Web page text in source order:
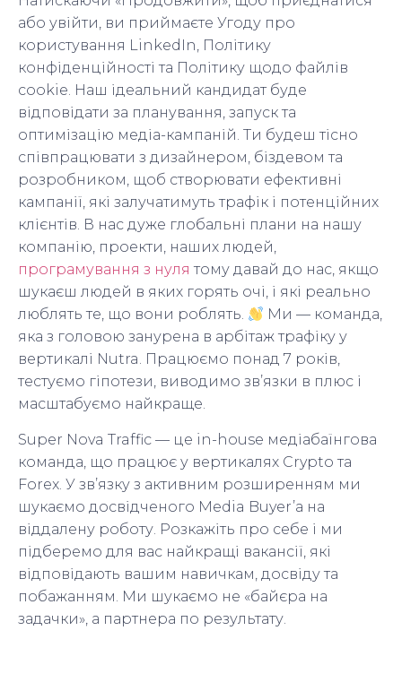
або увійти, ви приймаєте Угоду про
користування LinkedIn, Політику
конфіденційності та Політику щодо файлів
cookie. Наш ідеальний кандидат буде
відповідати за планування, запуск та
оптимізацію медіа-кампаній. Ти будеш тісно
співпрацювати з дизайнером, біздевом та
розробником, щоб створювати ефективні
кампанії, які залучатимуть трафік і потенційних
клієнтів. В нас дуже глобальні плани на нашу
компанію, проекти, наших людей,
програмування з нуля тому давай до нас, якщо
шукаєш людей в яких горять очі, і які реально
люблять те, що вони роблять.
Ми — команда,
яка з головою занурена в арбітаж трафіку у
вертикалі Nutra. Працюємо понад 7 років,
тестуємо гіпотези, виводимо зв’язки в плюс і
масштабуємо найкраще.
Super Nova Traffic — це in-house медіабаїнгова
команда, що працює у вертикалях Crypto та
Forex. У зв’язку з активним розширенням ми
шукаємо досвідченого Media Buyer’а на
віддалену роботу. Розкажіть про себе і ми
підберемо для вас найкращі вакансії, які
відповідають вашим навичкам, досвіду та
побажанням. Ми шукаємо не «байєра на
задачки», а партнера по результату.